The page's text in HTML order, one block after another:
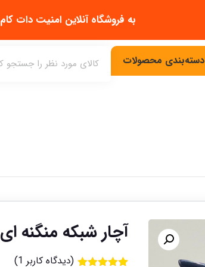
به فروشگاه آنلاین امنیت دات کام
دسته‌بندی محصولات
آچار شبکه منگنه ای
(دیدگاه کاربر 1
)